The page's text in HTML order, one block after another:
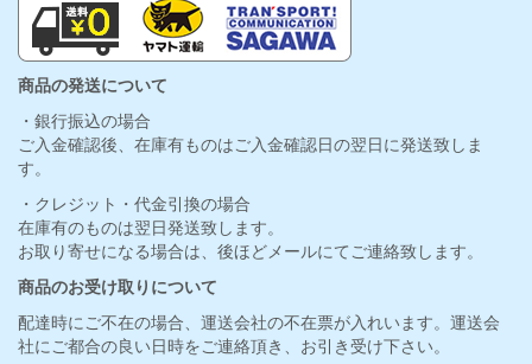
商品の発送について
・銀行振込の場合
ご入金確認後、在庫有ものはご入金確認日の翌日に発送致しま
す。
・クレジット・代金引換の場合
在庫有のものは翌日発送致します。
お取り寄せになる場合は、後ほどメールにてご連絡致します。
商品のお受け取りについて
配達時にご不在の場合、運送会社の不在票が入れいます。運送会
社にご都合の良い日時をご連絡頂き、お引き受け下さい。